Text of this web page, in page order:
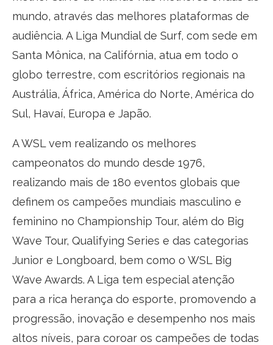
mundo, através das melhores plataformas de
audiência. A Liga Mundial de Surf, com sede em
Santa Mônica, na Califórnia, atua em todo o
globo terrestre, com escritórios regionais na
Austrália, África, América do Norte, América do
Sul, Havaí, Europa e Japão.
A WSL vem realizando os melhores
campeonatos do mundo desde 1976,
realizando mais de 180 eventos globais que
definem os campeões mundiais masculino e
feminino no Championship Tour, além do Big
Wave Tour, Qualifying Series e das categorias
Junior e Longboard, bem como o WSL Big
Wave Awards. A Liga tem especial atenção
para a rica herança do esporte, promovendo a
progressão, inovação e desempenho nos mais
altos níveis, para coroar os campeões de todas